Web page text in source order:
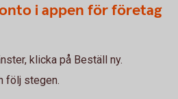
i appen för företag
klicka på Beställ ny.
följ stegen.